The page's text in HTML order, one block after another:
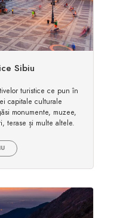
Sibiu
turistice ce pun în
capitale culturale
monumente, muzee,
terase și multe altele.